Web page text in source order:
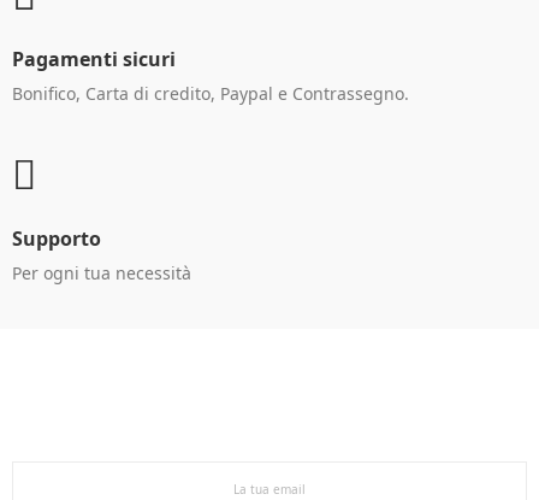
Pagamenti sicuri
Bonifico, Carta di credito, Paypal e Contrassegno.
Supporto
Per ogni tua necessità